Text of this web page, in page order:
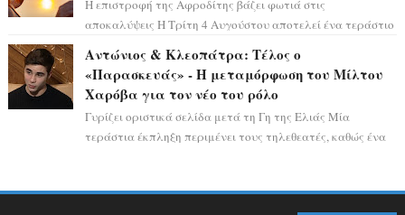
Η επιστροφή της Αφροδίτης βάζει φωτιά στις
αποκαλύψεις Η Τρίτη 4 Αυγούστου αποτελεί ένα τεράστιο
Αντώνιος & Κλεοπάτρα: Τέλος ο
«Παρασκευάς» - Η μεταμόρφωση του Μίλτου
Χαρόβα για τον νέο του ρόλο
Γυρίζει οριστικά σελίδα μετά τη Γη της Ελιάς Μία
τεράστια έκπληξη περιμένει τους τηλεθεατές, καθώς ένα